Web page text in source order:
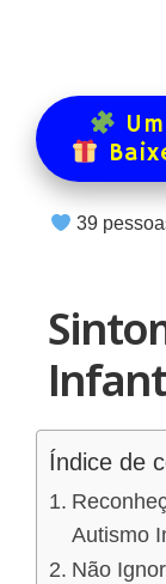
39
Índice de
Autismo
Não